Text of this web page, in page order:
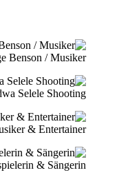
Benson / Musiker
Selele Shooting
& Entertainer
& Sängerin